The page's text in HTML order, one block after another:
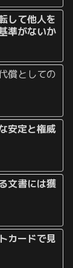
して他人を
準がないか
償としての
安定と権威
文書には獲
カードで見